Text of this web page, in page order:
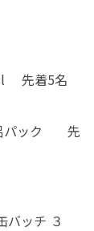
　先着5名
ック　   先
バッチ ３